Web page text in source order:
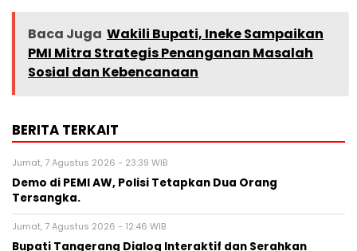
Baca Juga Wakili Bupati, Ineke Sampaikan
PMI Mitra Strategis Penanganan Masalah
Sosial dan Kebencanaan
BERITA TERKAIT
Jumat, 7 Agustus 2026 - 23:39 WIB
Demo di PEMI AW, Polisi Tetapkan Dua Orang
Tersangka.
Jumat, 7 Agustus 2026 - 12:46 WIB
Bupati Tangerang Dialog Interaktif dan Serahkan